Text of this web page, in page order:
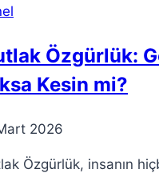
Rehberi
Özgürlük:
Kesin mi?
2026
Özgürlük, insanın